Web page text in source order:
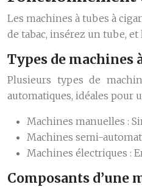
Les machines à tubes à
de tabac, insérez un tube,
Types de machines
Plusieurs types de
automatiques, idéales pour
Machines manuelles :
Machines semi-
Machines électriques :
Composants d’une